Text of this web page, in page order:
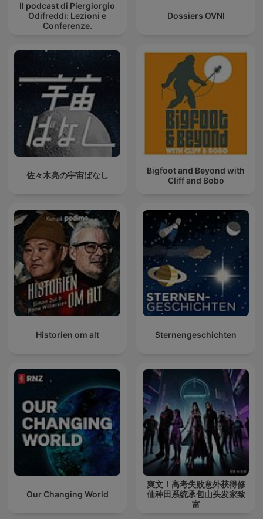
Il podcast di Piergiorgio
Odifreddi: Lezioni e
Conferenze.
Dossiers OVNI
佐々木亮の宇宙ばなし
Bigfoot and Beyond with
Cliff and Bobo
Historien om alt Sternengeschichten
Our Changing World
爽文！高考失败意外获得修
仙种田系统承包山头发家致
富